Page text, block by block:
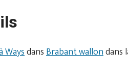
dansBrabant wallondans